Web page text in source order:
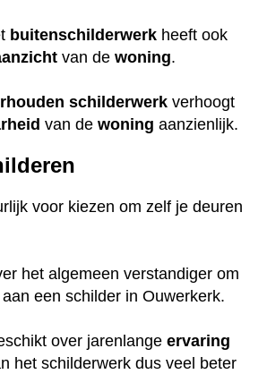
buitenschilderwerk heeft ook
van de woning.
schilderwerk verhoogt
van de woning aanzienlijk.
voor kiezen om zelf je deuren
het algemeen verstandiger om
een schilder in Ouwerkerk.
over jarenlange ervaring
het schilderwerk dus veel beter